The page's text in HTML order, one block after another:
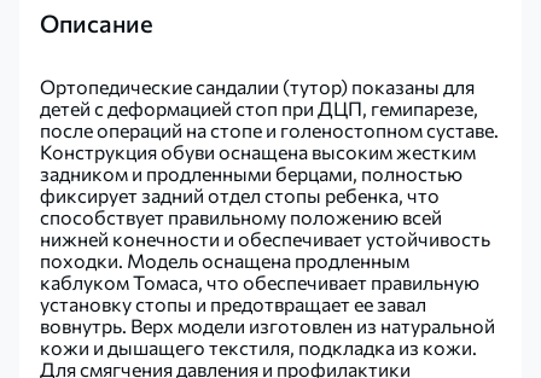
Описание
Ортопедические сандалии (тутор) показаны для
детей с деформацией стоп при ДЦП, гемипарезе,
после операций на стопе и голеностопном суставе.
Конструкция обуви оснащена высоким жестким
задником и продленными берцами, полностью
фиксирует задний отдел стопы ребенка, что
способствует правильному положению всей
нижней конечности и обеспечивает устойчивость
походки. Модель оснащена продленным
каблуком Томаса, что обеспечивает правильную
установку стопы и предотвращает ее завал
вовнутрь. Верх модели изготовлен из натуральной
кожи и дышащего текстиля, подкладка из кожи.
Для смягчения давления и профилактики